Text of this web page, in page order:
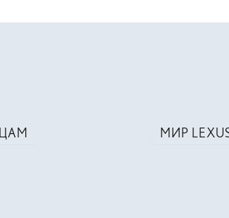
МИР